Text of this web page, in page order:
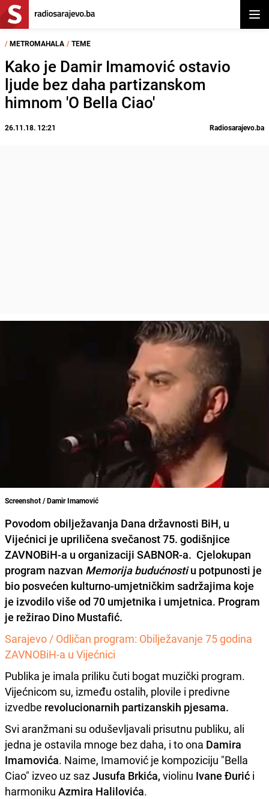
/ METROMAHALA / TEME
Kako je Damir Imamović ostavio
ljude bez daha partizanskom
himnom 'O Bella Ciao'
26.11.18. 12:21 Radiosarajevo.ba
Screenshot / Damir Imamović
Povodom obilježavanja Dana državnosti BiH, u
Vijećnici je upriličena svečanost 75. godišnjice
ZAVNOBiH-a u organizaciji SABNOR-a. Cjelokupan
program nazvan Memorija budućnostiu potpunosti je
bio posvećen kulturno-umjetničkim sadržajima koje
je izvodilo više od 70 umjetnika i umjetnica. Program
je režirao Dino Mustafić.
Sarajevo / Odličan program: Obilježavanje 75 godina
ZAVNOBiH-a u Vijećnici
Publika je imala priliku čuti bogat muzički program.
Vijećnicom su, između ostalih, plovile i predivne
izvedbe revolucionarnih partizanskih pjesama.
Svi aranžmani su oduševljavali prisutnu publiku, ali
jedna je ostavila mnoge bez daha, i to ona Damira
Imamovića. Naime, Imamović je kompoziciju "Bella
Ciao" izveo uz sazJusufa Brkića, violinu Ivane Đurić i
harmoniku Azmira Halilovića.